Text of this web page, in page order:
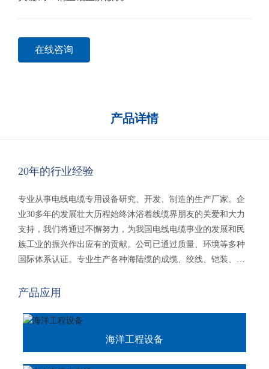
在线咨询
产品详情
20年的行业经验
专业从事电线电缆专用设备研究、开发、制造的生产厂家。企
业30多年的发展壮大历程始终沐浴着线缆界朋友的关爱和大力
支持，我们将通过不懈努力，为我国电线电缆事业的发展和民
族工业的振兴作出应有的贡献。公司已通过质量、环境等多种
国际体系认证。专业生产各种海陆缆的成缆、绞线、铠装、绕
二十多个省、市、自治区，海外二十多个国家及地区，受到国
产品应用
海洋工程设备